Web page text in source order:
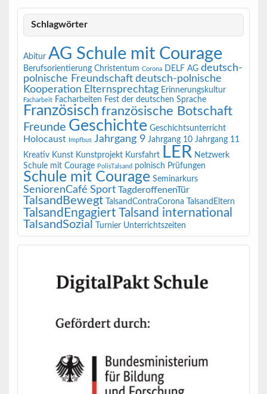
Schlagwörter
Abitur AG Schule mit Courage
Berufsorientierung Christentum Corona DELF AG deutsch-
polnische Freundschaft deutsch-polnische
Kooperation Elternsprechtag Erinnerungskultur
Facharbeit Facharbeiten Fest der deutschen Sprache
Französisch französische Botschaft
Freunde Geschichte Geschichtsunterricht
Holocaust Impfbus Jahrgang 9 Jahrgang 10 Jahrgang 11
Kreativ Kunst Kunstprojekt Kursfahrt LER Netzwerk
Schule mit Courage PolisTalsand polnisch Prüfungen
Schule mit Courage Seminarkurs
SeniorenCafé Sport TagderoffenenTür
TalsandBewegt TalsandContraCorona TalsandEltern
TalsandEngagiert Talsand international
TalsandSozial Turnier Unterrichtszeiten